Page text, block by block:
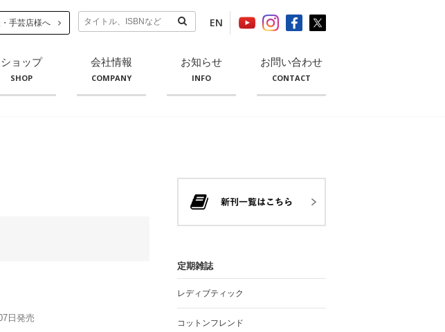
手芸店様へ EN
ショップ
SHOP
会社情報
COMPANY
お知らせ
INFO
お問い合わせ
CONTACT
日発売
定期雑誌
レディブティック
コットンフレンド